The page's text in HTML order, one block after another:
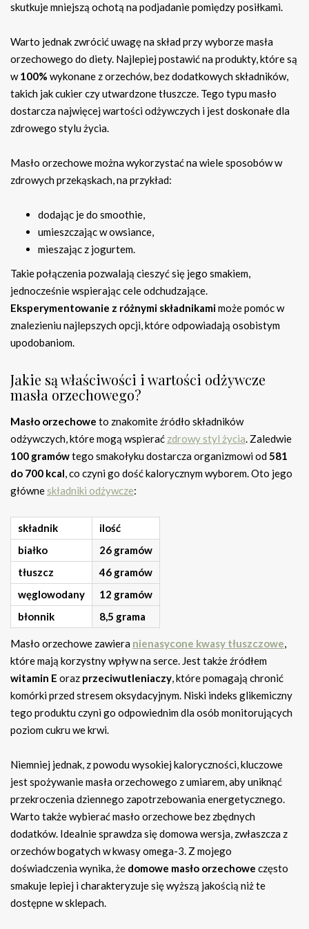
skutkuje mniejszą ochotą na podjadanie pomiędzy posiłkami.
Warto jednak zwrócić uwagę na skład przy wyborze masła
orzechowego do diety. Najlepiej postawić na produkty, które są
w100% wykonane z orzechów, bez dodatkowych składników,
takich jak cukier czy utwardzone tłuszcze. Tego typu masło
dostarcza najwięcej wartości odżywczych i jest doskonałe dla
zdrowego stylu życia.
Masło orzechowe można wykorzystać na wiele sposobów w
zdrowych przekąskach, na przykład:
dodając je do smoothie,
umieszczając w owsiance,
mieszając z jogurtem.
Takie połączenia pozwalają cieszyć się jego smakiem,
jednocześnie wspierając cele odchudzające.
Eksperymentowanie z różnymi składnikamimoże pomóc w
znalezieniu najlepszych opcji, które odpowiadają osobistym
upodobaniom.
Jakie są właściwości i wartości odżywcze
masła orzechowego?
Masło orzechowe to znakomite źródło składników
odżywczych, które mogą wspierać zdrowy styl życia. Zaledwie
100 gramówtego smakołyku dostarcza organizmowi od581
do 700 kcal, co czyni go dość kalorycznym wyborem. Oto jego
główneskładniki odżywcze:
składnik
ilość
białko
26 gramów
tłuszcz
46 gramów
węglowodany
12 gramów
błonnik
8,5 grama
Masło orzechowe zawiera nienasycone kwasy tłuszczowe,
które mają korzystny wpływ na serce. Jest także źródłem
witamin E oraz przeciwutleniaczy, które pomagają chronić
komórki przed stresem oksydacyjnym. Niski indeks glikemiczny
tego produktu czyni go odpowiednim dla osób monitorujących
poziom cukru we krwi.
Niemniej jednak, z powodu wysokiej kaloryczności, kluczowe
jest spożywanie masła orzechowego z umiarem, aby uniknąć
przekroczenia dziennego zapotrzebowania energetycznego.
Warto także wybierać masło orzechowe bez zbędnych
dodatków. Idealnie sprawdza się domowa wersja, zwłaszcza z
orzechów bogatych w kwasy omega-3. Z mojego
doświadczenia wynika, że domowe masło orzechowe często
smakuje lepiej i charakteryzuje się wyższą jakością niż te
dostępne w sklepach.